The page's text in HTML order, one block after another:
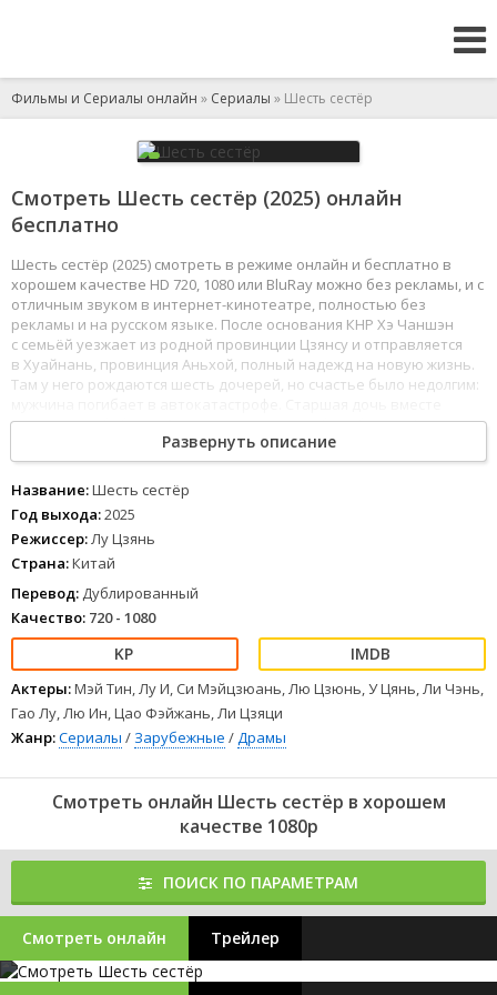
Фильмы и Сериалы онлайн » Сериалы » Шесть сестёр
Смотреть Шесть сестёр (2025) онлайн
бесплатно
Шесть сестёр (2025) смотреть в режиме онлайн и бесплатно в
хорошем качестве HD 720, 1080 или BluRay можно без рекламы, и с
отличным звуком в интернет-кинотеатре, полностью без
рекламы и на русском языке. После основания КНР Хэ Чаншэн
с семьёй уезжает из родной провинции Цзянсу и отправляется
в Хуайнань, провинция Аньхой, полный надежд на новую жизнь.
Там у него рождаются шесть дочерей, но счастье было недолгим:
с матерью и бабушкой решают взять на себя заботу о сёстрах.
Им предстоит создавать семьи, переживать взлёты и падения
и по-настоящему понять, что такое дом.
1 234 5 6 78
Развернуть описание
Название:Шесть сестёр
Год выхода:2025
Режиссер:Лу Цзянь
Страна:Китай
Перевод: Дублированный
Качество: 720 - 1080
Актеры:Мэй Тин, Лу И, Си Мэйцзюань, Лю Цзюнь, У Цянь, Ли Чэнь,
Гао Лу, Лю Ин, Цао Фэйжань, Ли Цзяци
Жанр:Сериалы / Зарубежные /Драмы
Смотреть онлайн Шесть сестёр в хорошем
качестве 1080p
ПОИСК ПО ПАРАМЕТРАМ
Смотреть онлайн Трейлер